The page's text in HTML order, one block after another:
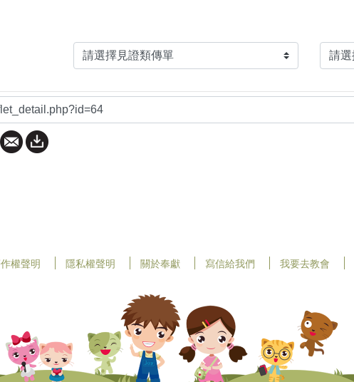
權聲明 隱私權聲明 關於奉獻 寫信給我們 我要去教會